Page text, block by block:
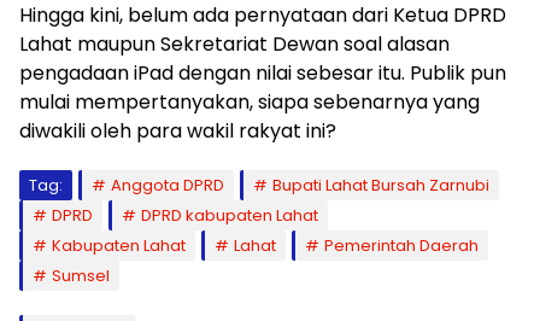
Hingga kini, belum ada pernyataan dari Ketua DPRD
Lahat maupun Sekretariat Dewan soal alasan
pengadaan iPad dengan nilai sebesar itu. Publik pun
mulai mempertanyakan, siapa sebenarnya yang
diwakili oleh para wakil rakyat ini?
Tag: Anggota DPRD
Bupati Lahat Bursah Zarnubi
DPRD
DPRD kabupaten Lahat
Kabupaten Lahat
Lahat
Pemerintah Daerah
Sumsel